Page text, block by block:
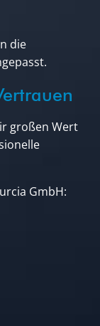
die
großen Wert
GmbH: